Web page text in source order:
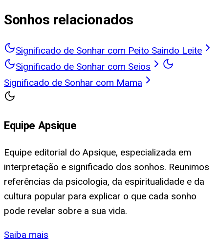
Sonhos relacionados
Significado de Sonhar com Peito Saindo Leite
Significado de Sonhar com Seios
Significado de Sonhar com Mama
Equipe Apsique
Equipe editorial do Apsique, especializada em
interpretação e significado dos sonhos. Reunimos
referências da psicologia, da espiritualidade e da
cultura popular para explicar o que cada sonho
pode revelar sobre a sua vida.
Saiba mais